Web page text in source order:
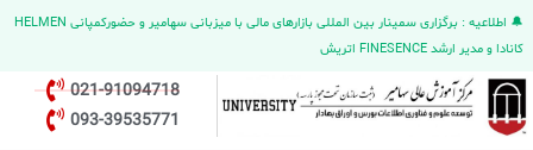
🔔 اطلاعیه : برگزاری سمینار بین المللی بازارهای مالی با میزبانی سهامیر و حضورکمپانی HELMEN
کانادا و مدیر ارشد FINESENCE اتریش
021-91094718
093-39535771